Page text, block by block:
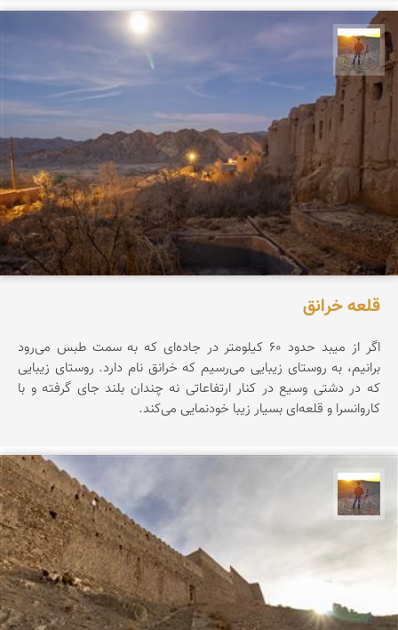
قلعه خرانق
اگر از میبد حدود ۶۰ کیلومتر در جاده‌ای که به سمت طبس می‌رود
برانیم، به روستای زیبایی می‌رسیم که خرانق نام دارد. روستای زیبایی
که در دشتی وسیع در کنار ارتفاعاتی نه چندان بلند جای گرفته و با
کاروانسرا و قلعه‌ای بسیار زیبا خودنمایی می‌کند.